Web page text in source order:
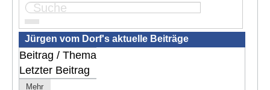
Seite: 1 2 3 4
Jürgen vom Dorf's aktuelle Beiträge
Beitrag / Thema
Letzter Beitrag
Mehr